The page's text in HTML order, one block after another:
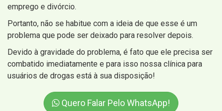
emprego e divórcio.
Portanto, não se habitue com a ideia de que esse é um
problema que pode ser deixado para resolver depois.
Devido à gravidade do problema, é fato que ele precisa ser
combatido imediatamente e para isso nossa clínica para
usuários de drogas está à sua disposição!
Quero Falar Pelo WhatsApp!